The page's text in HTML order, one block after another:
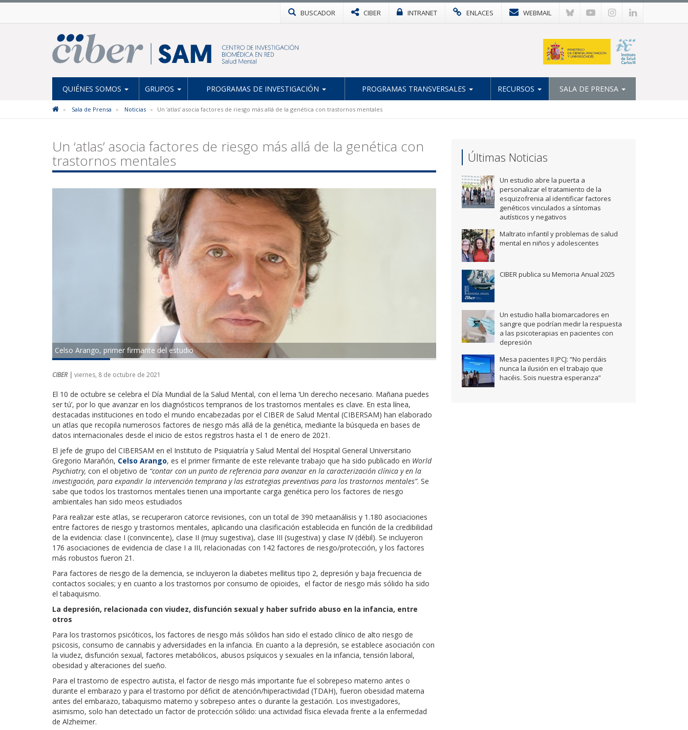
BUSCADOR CIBER INTRANET ENLACES WEBMAIL
QUIÉNES SOMOS GRUPOS PROGRAMAS DE INVESTIGACIÓN PROGRAMAS TRANSVERSALES RECURSOS SALA DE PRENSA
Sala de Prensa Noticias Un ‘atlas’ asocia factores de riesgo más allá de la genética con trastornos mentales
Un ‘atlas’ asocia factores de riesgo más allá de la genética con
trastornos mentales
Celso Arango, primer firmante del estudio
CIBER | viernes, 8 de octubre de 2021
El 10 de octubre se celebra el Día Mundial de la Salud Mental, con el lema ‘Un derecho necesario. Mañana puedes
ser tú’, por lo que avanzar en los diagnósticos tempranos de los trastornos mentales es clave. En esta línea,
destacadas instituciones en todo el mundo encabezadas por el CIBER de Salud Mental (CIBERSAM) han elaborado
un atlas que recopila numerosos factores de riesgo más allá de la genética, mediante la búsqueda en bases de
datos internacionales desde el inicio de estos registros hasta el 1 de enero de 2021.
El jefe de grupo del CIBERSAM en el Instituto de Psiquiatría y Salud Mental del Hospital General Universitario
Gregorio Marañón, Celso Arango, es el primer firmante de este relevante trabajo que ha sido publicado en World
Psychiatry, con el objetivo de “contar con un punto de referencia para avanzar en la caracterización clínica y en la
investigación, para expandir la intervención temprana y las estrategias preventivas para los trastornos mentales”. Se
sabe que todos los trastornos mentales tienen una importante carga genética pero los factores de riesgo
ambientales han sido meos estudiados
Para realizar este atlas, se recuperaron catorce revisiones, con un total de 390 metaanálisis y 1.180 asociaciones
entre factores de riesgo y trastornos mentales, aplicando una clasificación establecida en función de la credibilidad
de la evidencia: clase I (convincente), clase II (muy sugestiva), clase III (sugestiva) y clase IV (débil). Se incluyeron
176 asociaciones de evidencia de clase I a III, relacionadas con 142 factores de riesgo/protección, y los factores
más robustos fueron 21.
Para factores de riesgo de la demencia, se incluyeron la diabetes mellitus tipo 2, depresión y baja frecuencia de
contactos sociales; y en cuanto a los trastornos por consumo de opioides, el factor de riesgo más sólido ha sido
el tabaquismo.
La depresión, relacionada con viudez, disfunción sexual y haber sufrido abuso en la infancia, entre
otros
Para los trastornos psicóticos, los factores de riesgo más sólidos han sido el estado clínico de alto riesgo de
psicosis, consumo de cannabis y adversidades en la infancia. En cuanto a la depresión, se establece asociación con
la viudez, disfunción sexual, factores metabólicos, abusos psíquicos y sexuales en la infancia, tensión laboral,
obesidad y alteraciones del sueño.
Para el trastorno de espectro autista, el factor de riesgo más importante fue el sobrepeso materno antes o
durante el embarazo y para el trastorno por déficit de atención/hiperactividad (TDAH), fueron obesidad materna
antes del embarazo, tabaquismo materno y sobrepeso antes o durante la gestación. Los investigadores,
asimismo, solo han detectado un factor de protección sólido: una actividad física elevada frente a la enfermedad
de Alzheimer.
Últimas Noticias
Un estudio abre la puerta a
personalizar el tratamiento de la
esquizofrenia al identificar factores
genéticos vinculados a síntomas
autísticos y negativos
Maltrato infantil y problemas de salud
mental en niños y adolescentes
CIBER publica su Memoria Anual 2025
Un estudio halla biomarcadores en
sangre que podrían medir la respuesta
a las psicoterapias en pacientes con
depresión
Mesa pacientes II JPCJ: “No perdáis
nunca la ilusión en el trabajo que
hacéis. Sois nuestra esperanza”